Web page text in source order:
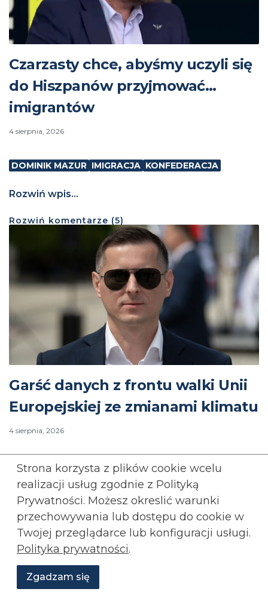
Czarzasty chce, abyśmy uczyli się
do Hiszpanów przyjmować…
imigrantów
4 sierpnia, 2026
DOMINIK MAZUR IMIGRACJA KONFEDERACJA
Rozwiń wpis...
Rozwiń komentarze (5)
Garść danych z frontu walki Unii
Europejskiej ze zmianami klimatu
4 sierpnia, 2026
MAREK TUCHOLSKI ENERGETYKA KONFEDERACJA
UNIA EUROPEJSKA
Rozwiń wpis...
Rozwińkomentarze (4)
Załaduj więcej
Strona korzysta z plików cookie wcelu
realizacji usług zgodnie z Polityką
Prywatności. Możesz okreslić warunki
przechowywania lub dostępu do cookie w
Twojej przeglądarce lub konfiguracji usługi.
Polityka prywatności.
Zgadzam się